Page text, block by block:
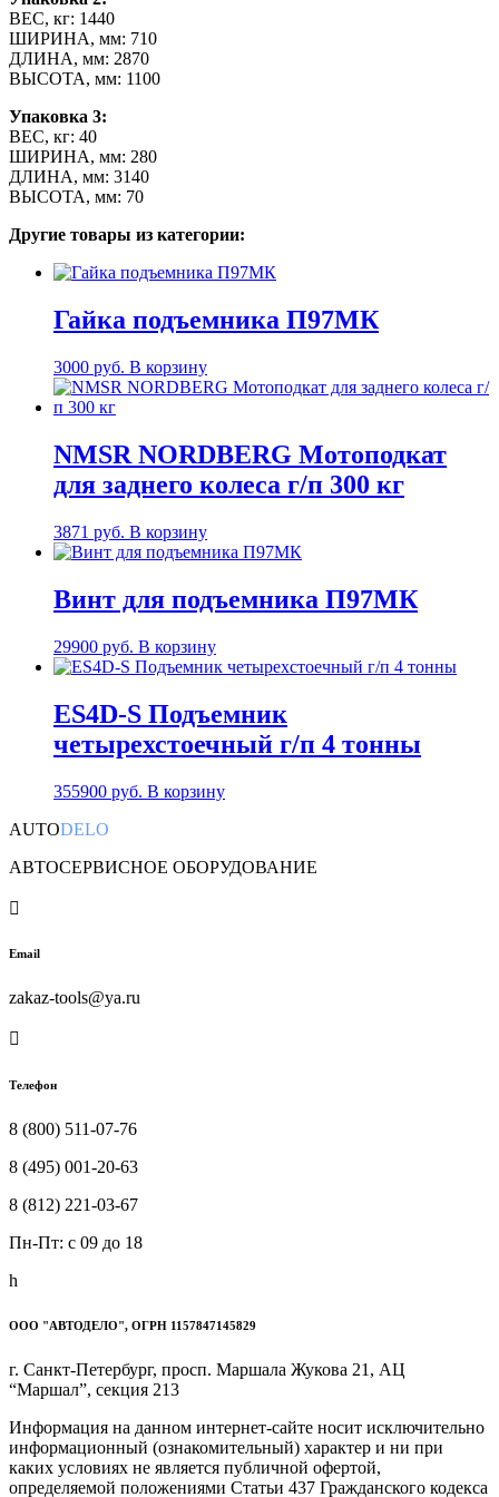
ВЕС, кг: 1440
ШИРИНА, мм: 710
ДЛИНА, мм: 2870
ВЫСОТА, мм: 1100
Упаковка 3:
ВЕС, кг: 40
ШИРИНА, мм: 280
ДЛИНА, мм: 3140
ВЫСОТА, мм: 70
Другие товары из категории:
Гайка подъемника П97МК
3000 руб. В корзину
NMSR NORDBERG Мотоподкат
для заднего колеса г/п 300 кг
3871 руб. В корзину
Винт для подъемника П97МК
29900 руб. В корзину
ES4D-S Подъемник
четырехстоечный г/п 4 тонны
355900 руб. В корзину
AUTODELO
АВТОСЕРВИСНОЕ ОБОРУДОВАНИЕ

Email
zakaz-tools@ya.ru

Телефон
8 (800) 511-07-76
8 (495) 001-20-63
8 (812) 221-03-67
Пн-Пт: c 09 до 18
h
ООО "АВТОДЕЛО", ОГРН 1157847145829
г. Санкт-Петербург, просп. Маршала Жукова 21, АЦ
“Маршал”, секция 213
Информация на данном интернет-сайте носит исключительно
информационный (ознакомительный) характер и ни при
каких условиях не является публичной офертой,
определяемой положениями Статьи 437 Гражданского кодекса